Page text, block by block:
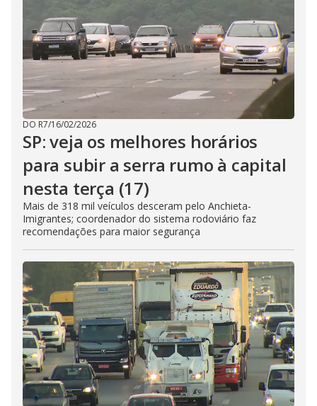
DO R7/16/02/2026
SP: veja os melhores horários
para subir a serra rumo à capital
nesta terça (17)
Mais de 318 mil veículos desceram pelo Anchieta-
Imigrantes; coordenador do sistema rodoviário faz
recomendações para maior segurança